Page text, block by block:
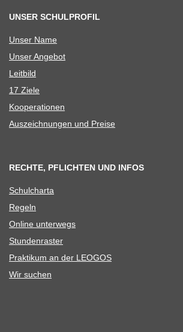
UNSER SCHULPROFIL
Unser Name
Unser Ange­bot
Leit­bild
17 Ziele
Koope­ra­tio­nen
Aus­zeich­nun­gen und Preise
RECHTE, PFLICHTEN UND INFOS
Schul­charta
Regeln
Online unter­wegs
Stun­den­ras­ter
Prak­ti­kum an der LEOGOS
Wir suchen